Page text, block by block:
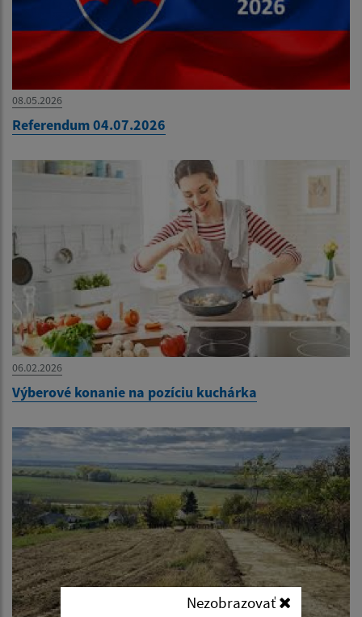
Nezobrazovať
08.05.2026
Referendum 04.07.2026
06.02.2026
Výberové konanie na pozíciu kuchárka